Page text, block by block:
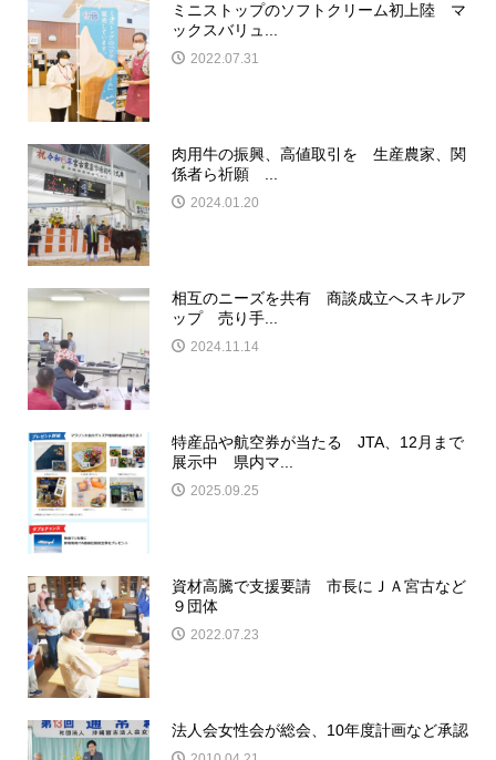
ミニストップのソフトクリーム初上陸 マ
ックスバリュ...
2022.07.31
肉用牛の振興、高値取引を 生産農家、関
係者ら祈願 ...
2024.01.20
相互のニーズを共有 商談成立へスキルア
ップ 売り手...
2024.11.14
特産品や航空券が当たる JTA、12月まで
展示中 県内マ...
2025.09.25
資材高騰で支援要請 市長にＪＡ宮古など
９団体
2022.07.23
法人会女性会が総会、10年度計画など承認